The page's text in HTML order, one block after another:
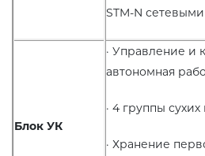
STM-N
Блок УК
· Управление и
автономная
· 4 группы сухих
· Хранение